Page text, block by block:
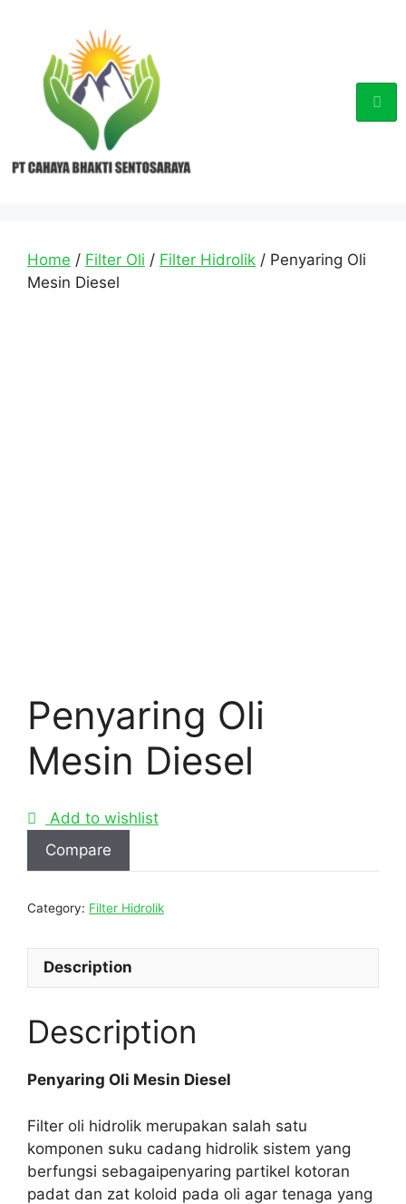
Home / Filter Oli / Filter Hidrolik / Penyaring Oli
Mesin Diesel
Penyaring Oli
Mesin Diesel
Add to wishlist
Compare
Category: Filter Hidrolik
Description
Description
Penyaring Oli Mesin Diesel
Filter oli hidrolik merupakan salah satu
komponen suku cadang hidrolik sistem yang
berfungsi sebagaipenyaring partikel kotoran
padat dan zat koloid pada oli agar tenaga yang